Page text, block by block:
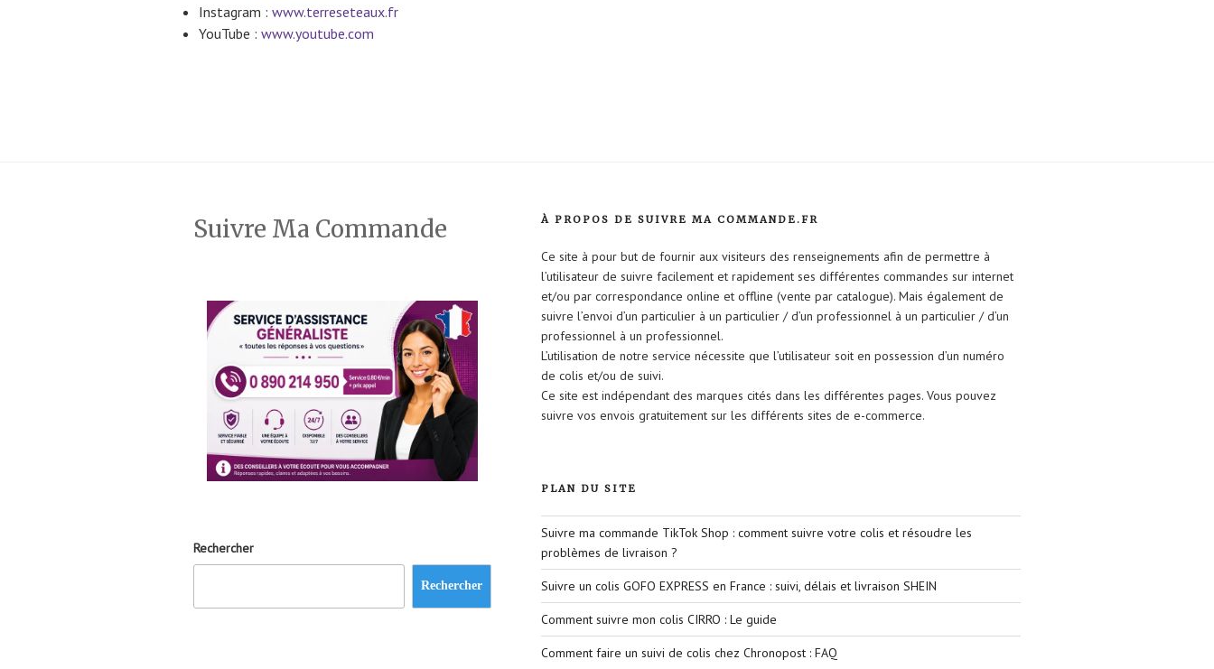
Instagram : www.terreseteaux.fr
YouTube : www.youtube.com
Suivre Ma Commande
Rechercher
Rechercher
À PROPOS DE SUIVRE MA COMMANDE.FR
Ce site à pour but de fournir aux visiteurs des renseignements afin de permettre à
l’utilisateur de suivre facilement et rapidement ses différentes commandes sur internet
et/ou par correspondance online et offline (vente par catalogue). Mais également de
suivre l’envoi d’un particulier à un particulier / d’un professionnel à un particulier / d’un
professionnel à un professionnel.
L’utilisation de notre service nécessite que l’utilisateur soit en possession d’un numéro
de colis et/ou de suivi.
Ce site est indépendant des marques cités dans les différentes pages. Vous pouvez
suivre vos envois gratuitement sur les différents sites de e-commerce.
PLAN DU SITE
Suivre ma commande TikTok Shop : comment suivre votre colis et résoudre les
problèmes de livraison ?
Suivre un colis GOFO EXPRESS en France : suivi, délais et livraison SHEIN
Comment suivre mon colis CIRRO : Le guide
Comment faire un suivi de colis chez Chronopost : FAQ